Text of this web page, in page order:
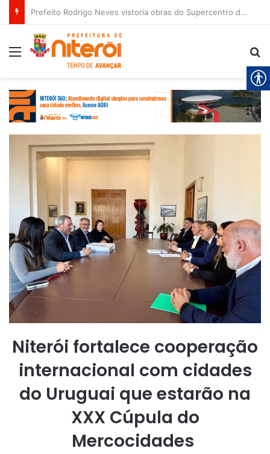
Prefeito Rodrigo Neves vistoria obras do Supercentro de Exames, Imagens e Especialidades de Niterói
Menu
Niterói fortalece cooperação
internacional com cidades
do Uruguai que estarão na
XXX Cúpula do
Mercocidades